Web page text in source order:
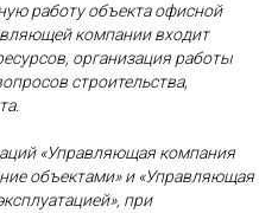
работу объекта офисной
компании входит
организация работы
строительства,
«Управляющая компания
объектами» и «Управляющая
при